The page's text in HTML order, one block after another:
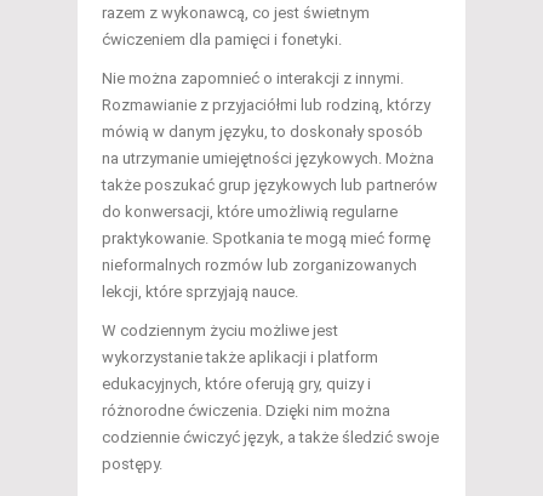
razem z wykonawcą, co jest świetnym
ćwiczeniem dla pamięci i fonetyki.
Nie można zapomnieć o interakcji z innymi.
Rozmawianie z przyjaciółmi lub rodziną, którzy
mówią w danym języku, to doskonały sposób
na utrzymanie umiejętności językowych. Można
także poszukać grup językowych lub partnerów
do konwersacji, które umożliwią regularne
praktykowanie. Spotkania te mogą mieć formę
nieformalnych rozmów lub zorganizowanych
lekcji, które sprzyjają nauce.
W codziennym życiu możliwe jest
wykorzystanie także aplikacji i platform
edukacyjnych, które oferują gry, quizy i
różnorodne ćwiczenia. Dzięki nim można
codziennie ćwiczyć język, a także śledzić swoje
postępy.